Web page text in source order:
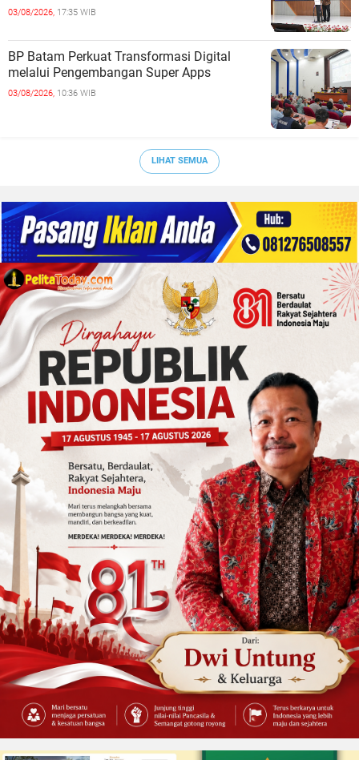
03/08/2026, 17:35 WIB
BP Batam Perkuat Transformasi Digital
melalui Pengembangan Super Apps
03/08/2026, 10:36 WIB
LIHAT SEMUA